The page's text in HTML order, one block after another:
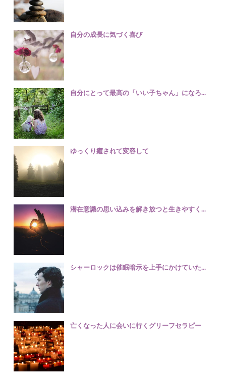
自分の成長に気づく喜び
自分にとって最高の「いい子ちゃん」になろ...
ゆっくり癒されて変容して
潜在意識の思い込みを解き放つと生きやすく...
シャーロックは催眠暗示を上手にかけていた...
亡くなった人に会いに行くグリーフセラピー